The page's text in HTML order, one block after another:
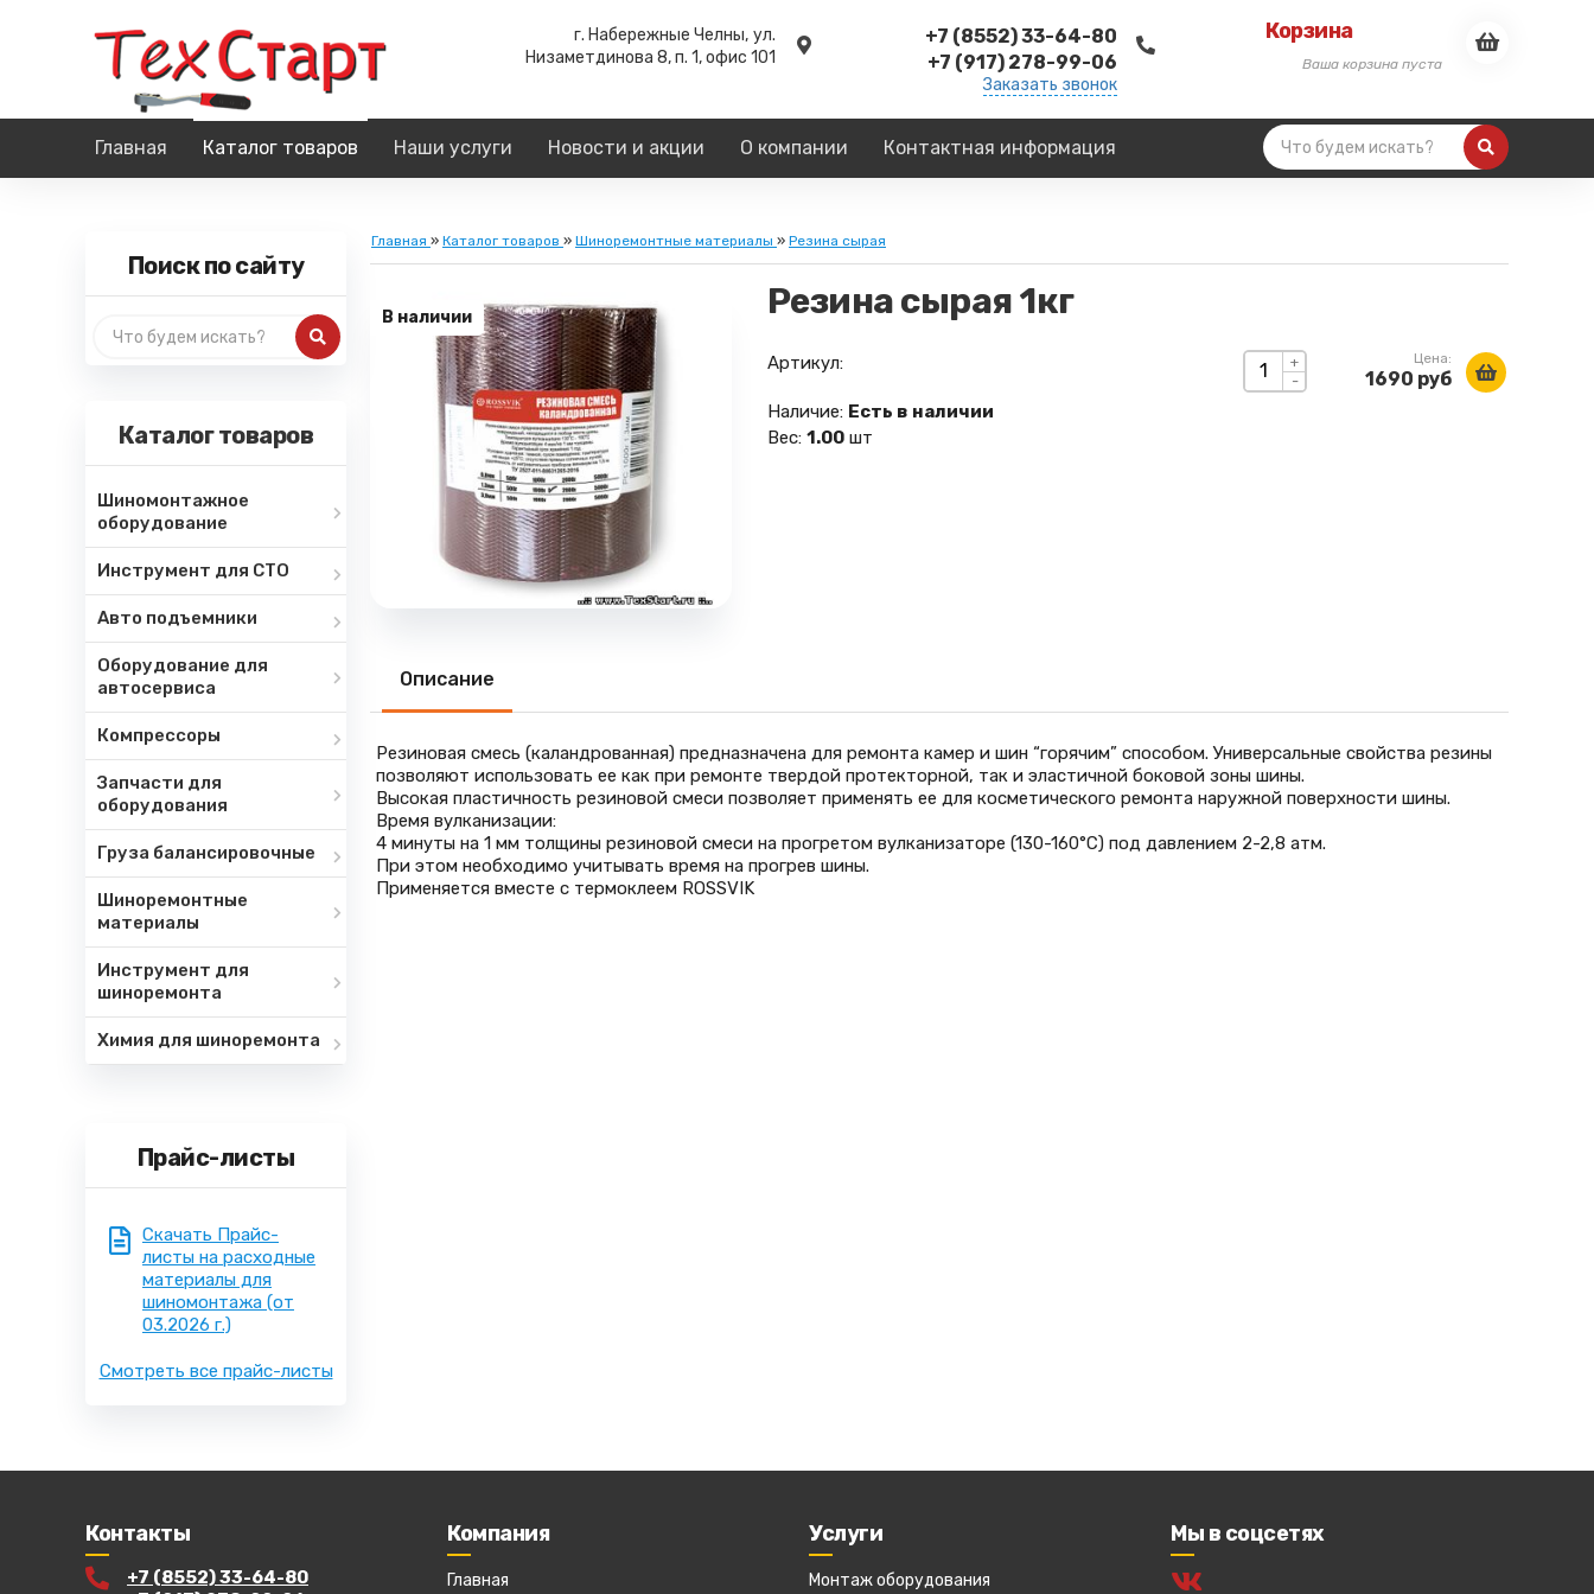
г. Набережные Челны, ул.
Низаметдинова 8, п. 1, офис 101
+7 (8552) 33-64-80
+7 (917) 278-99-06
Заказать звонок
Корзина
Ваша корзина пуста
Главная Каталог товаров Наши услуги Новости и акции О компании Контактная информация
Поиск по сайту
Каталог товаров
Шиномонтажное
оборудование
Инструмент для СТО
Авто подъемники
Оборудование для
автосервиса
Компрессоры
Запчасти для
оборудования
Груза балансировочные
Шиноремонтные
материалы
Инструмент для
шиноремонта
Химия для шиноремонта
Прайс-листы
Скачать Прайс-
листы на расходные
материалы для
шиномонтажа (от
03.2026 г.)
Смотреть все прайс-листы
Главная » Каталог товаров » Шиноремонтные материалы » Резина сырая
В наличии Резина сырая 1кг
+
-
Цена:
1690 руб
Артикул:
Наличие: Есть в наличии
Вес: 1.00шт
Описание
Резиновая смесь (каландрованная) предназначена для ремонта камер и шин “горячим” способом. Универсальные свойства резины
позволяют использовать ее как при ремонте твердой протекторной, так и эластичной боковой зоны шины.
Высокая пластичность резиновой смеси позволяет применять ее для косметического ремонта наружной поверхности шины.
Время вулканизации:
4 минуты на 1 мм толщины резиновой смеси на прогретом вулканизаторе (130-160°С) под давлением 2-2,8 атм.
При этом необходимо учитывать время на прогрев шины.
Применяется вместе с термоклеем ROSSVIK
Контакты
+7 (8552) 33-64-80
Компания
Главная
Услуги
Монтаж оборудования
Мы в соцсетях